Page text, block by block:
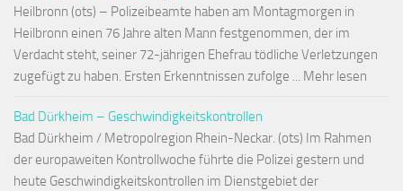
Heilbronn (ots) – Polizeibeamte haben am Montagmorgen in
Heilbronn einen 76 Jahre alten Mann festgenommen, der im
Verdacht steht, seiner 72-jährigen Ehefrau tödliche Verletzungen
zugefügt zu haben. Ersten Erkenntnissen zufolge ... Mehr lesen
Bad Dürkheim – Geschwindigkeitskontrollen
Bad Dürkheim / Metropolregion Rhein-Neckar. (ots) Im Rahmen
der europaweiten Kontrollwoche führte die Polizei gestern und
heute Geschwindigkeitskontrollen im Dienstgebiet der